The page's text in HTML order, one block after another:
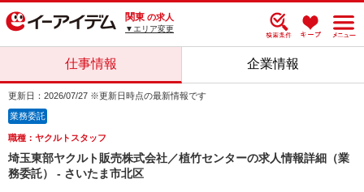
関東 の求人
▼エリア変更
仕事情報 企業情報
更新日：2026/07/27 ※更新日時点の最新情報です
業務委託
職種：ヤクルトスタッフ
埼玉東部ヤクルト販売株式会社／植竹センターの求人情報詳細（業
務委託） - さいたま市北区